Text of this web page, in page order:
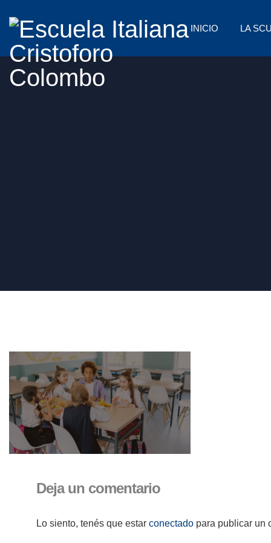
INICIO LA
Deja un comentario
Lo siento, tenés que estar conectado para publicar un